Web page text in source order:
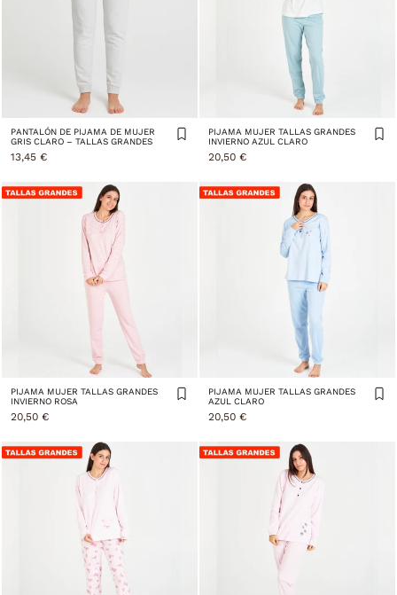
PANTALÓN DE PIJAMA DE MUJER
GRIS CLARO – TALLAS GRANDES
13,45 €
PIJAMA MUJER TALLAS GRANDES
INVIERNO AZUL CLARO
20,50 €
PIJAMA MUJER TALLAS GRANDES
INVIERNO ROSA
20,50 €
PIJAMA MUJER TALLAS GRANDES
AZUL CLARO
20,50 €